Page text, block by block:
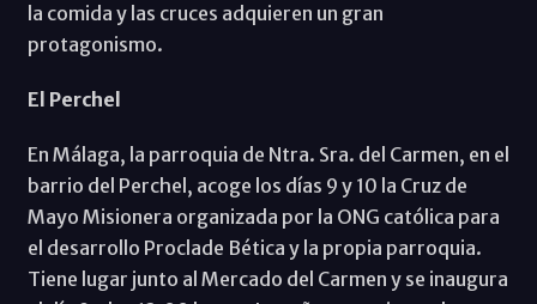
la comida y las cruces adquieren un gran
protagonismo.
El Perchel
En Málaga, la parroquia de Ntra. Sra. del Carmen, en el
barrio del Perchel, acoge los días 9 y 10 la Cruz de
Mayo Misionera organizada por la ONG católica para
el desarrollo Proclade Bética y la propia parroquia.
Tiene lugar junto al Mercado del Carmen y se inaugura